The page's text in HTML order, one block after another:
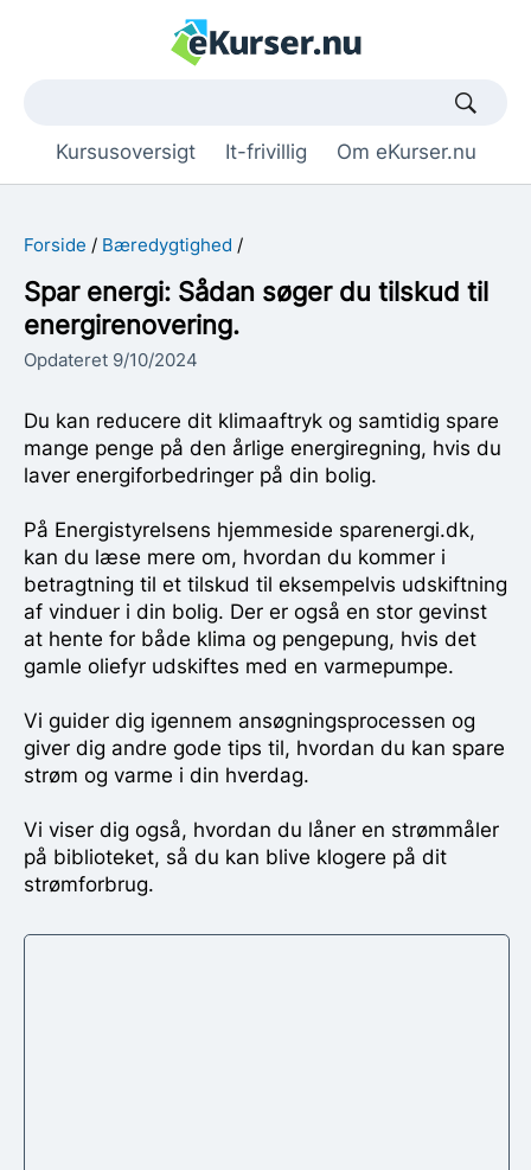
Kursusoversigt It-frivillig Om eKurser.nu
Forside Bæredygtighed
Spar energi: Sådan søger du tilskud til
energirenovering.
Opdateret 9/10/2024
Du kan reducere dit klimaaftryk og samtidig spare
mange penge på den årlige energiregning, hvis du
laver energiforbedringer på din bolig.
På Energistyrelsens hjemmeside sparenergi.dk,
kan du læse mere om, hvordan du kommer i
betragtning til et tilskud til eksempelvis udskiftning
af vinduer i din bolig. Der er også en stor gevinst
at hente for både klima og pengepung, hvis det
gamle oliefyr udskiftes med en varmepumpe.
Vi guider dig igennem ansøgningsprocessen og
giver dig andre gode tips til, hvordan du kan spare
strøm og varme i din hverdag.
Vi viser dig også, hvordan du låner en strømmåler
på biblioteket, så du kan blive klogere på dit
strømforbrug.